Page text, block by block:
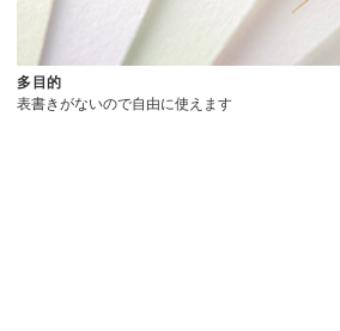
多目的
表書きがないので自由に使えます